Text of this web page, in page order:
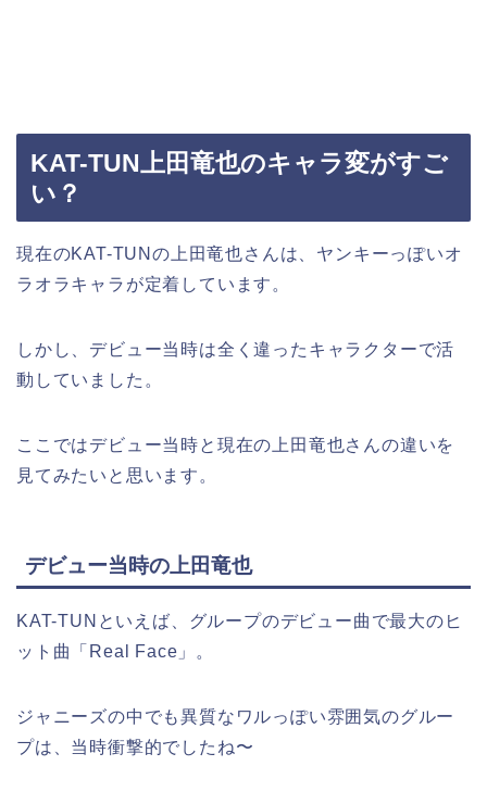
KAT-TUN上田竜也のキャラ変がすご
い？
現在のKAT-TUNの上田竜也さんは、ヤンキーっぽいオ
ラオラキャラが定着しています。
しかし、デビュー当時は全く違ったキャラクターで活
動していました。
ここではデビュー当時と現在の上田竜也さんの違いを
見てみたいと思います。
デビュー当時の上田竜也
KAT-TUNといえば、グループのデビュー曲で最大のヒ
ット曲「Real Face」。
ジャニーズの中でも異質なワルっぽい雰囲気のグルー
プは、当時衝撃的でしたね〜